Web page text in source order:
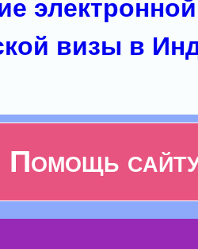
электронной
визы в
Помощь